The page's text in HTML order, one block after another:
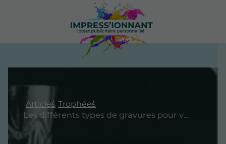
Articles Trophées
Les différents types de gravures pour vos trophées